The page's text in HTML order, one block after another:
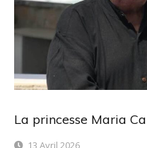
La princesse Maria
13 Avril 2026